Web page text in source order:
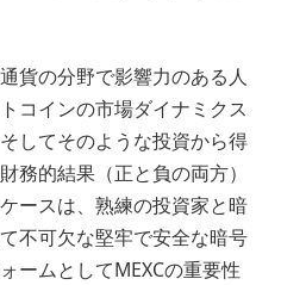
貨の分野で影響力のある人
コインの市場ダイナミクス
してそのような投資から得
務的結果（正と負の両方）
ースは、熟練の投資家と暗
不可欠な堅牢で安全な暗号
ームとしてMEXCの重要性